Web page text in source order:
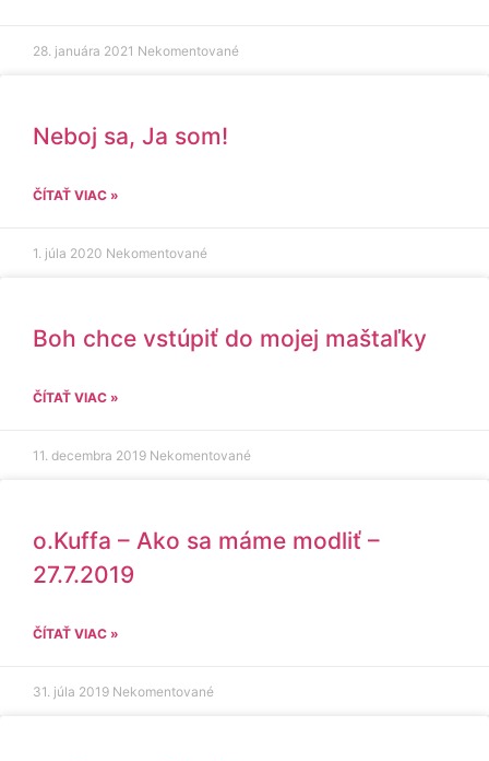
28. januára 2021 Nekomentované
Neboj sa, Ja som!
ČÍTAŤ VIAC »
1. júla 2020 Nekomentované
Boh chce vstúpiť do mojej maštaľky
ČÍTAŤ VIAC »
11. decembra 2019 Nekomentované
o.Kuffa – Ako sa máme modliť –
27.7.2019
ČÍTAŤ VIAC »
31. júla 2019 Nekomentované